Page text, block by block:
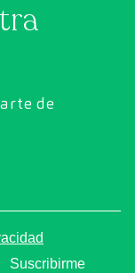
de
Suscribirme